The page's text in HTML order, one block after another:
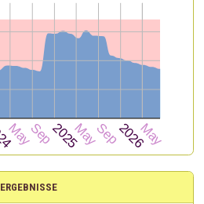
ERGEBNISSE